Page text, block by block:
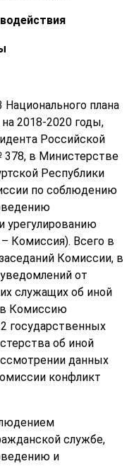
Национального плана
2018-2020 годы,
Российской
378, в Министерстве
Республики
по соблюдению
урегулированию
Комиссия). Всего в
Комиссии, в
от
служащих об иной
в Комиссию
государственных
об иной
данных
конфликт
службе,
и